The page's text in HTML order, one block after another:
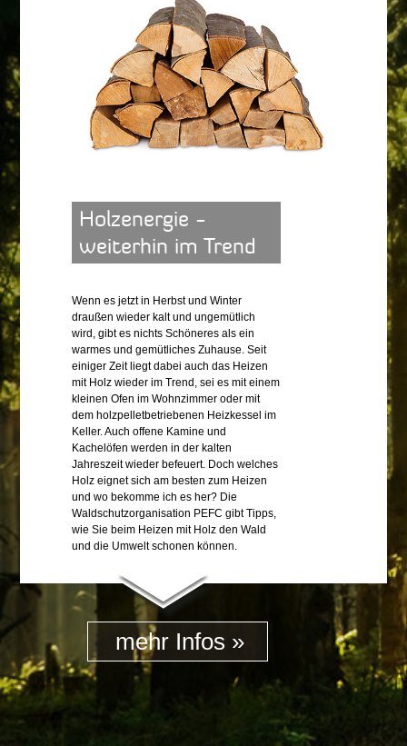
Holzenergie -
weiterhin im Trend
Wenn es jetzt in Herbst und Winter
draußen wieder kalt und ungemütlich
wird, gibt es nichts Schöneres als ein
warmes und gemütliches Zuhause. Seit
einiger Zeit liegt dabei auch das Heizen
mit Holz wieder im Trend, sei es mit einem
kleinen Ofen im Wohnzimmer oder mit
dem holzpelletbetriebenen Heizkessel im
Keller. Auch offene Kamine und
Kachelöfen werden in der kalten
Jahreszeit wieder befeuert. Doch welches
Holz eignet sich am besten zum Heizen
und wo bekomme ich es her? Die
Waldschutzorganisation PEFC gibt Tipps,
wie Sie beim Heizen mit Holz den Wald
und die Umwelt schonen können.
mehr Infos